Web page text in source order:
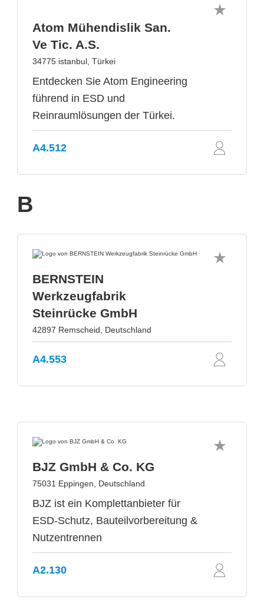
Atom Mühendislik San.
Ve Tic. A.S.
34775 istanbul, Türkei
Entdecken Sie Atom Engineering
führend in ESD und
Reinraumlösungen der Türkei.
A4.512
B
BERNSTEIN
Werkzeugfabrik
Steinrücke GmbH
42897 Remscheid, Deutschland
A4.553
BJZ GmbH & Co. KG
75031 Eppingen, Deutschland
BJZ ist ein Komplettanbieter für
ESD-Schutz, Bauteilvorbereitung &
Nutzentrennen
A2.130